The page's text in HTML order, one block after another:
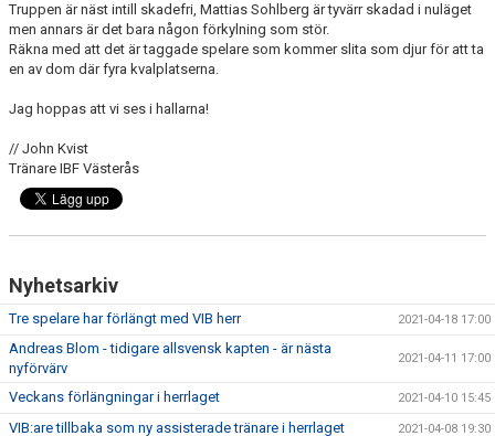
Truppen är näst intill skadefri, Mattias Sohlberg är tyvärr skadad i nuläget
men annars är det bara någon förkylning som stör.
Räkna med att det är taggade spelare som kommer slita som djur för att ta
en av dom där fyra kvalplatserna.
Jag hoppas att vi ses i hallarna!
// John Kvist
Tränare IBF Västerås
Nyhetsarkiv
Tre spelare har förlängt med VIB herr 2021-04-18 17:00
Andreas Blom - tidigare allsvensk kapten - är nästa
nyförvärv
2021-04-11 17:00
Veckans förlängningar i herrlaget 2021-04-10 15:45
VIB:are tillbaka som ny assisterade tränare i herrlaget 2021-04-08 19:30